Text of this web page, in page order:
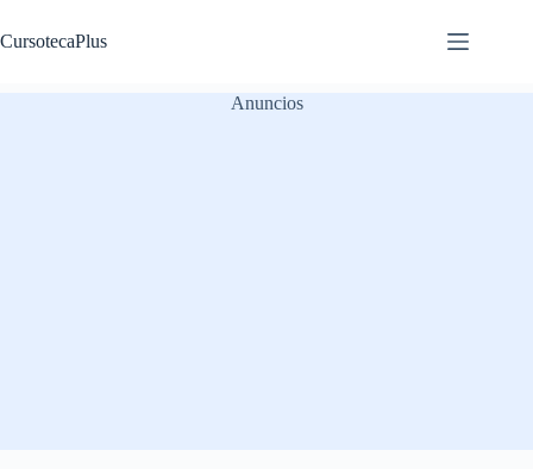
al
contenido
CursotecaPlus
Anuncios